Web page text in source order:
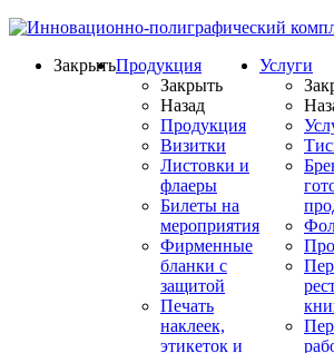
ЗакрытьПродукция
Закрыть
Назад
Продукция
Визитки
Листовки и
флаеры
Билеты на
мероприятия
Фирменные
бланки с
защитой
Печать
наклеек,
этикеток и
Услуги